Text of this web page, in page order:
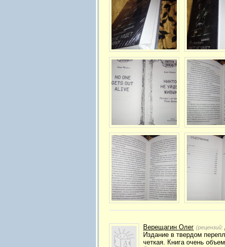
Верещагин Олег (рецензий:
Издание в твердом
четкая. Книга очень